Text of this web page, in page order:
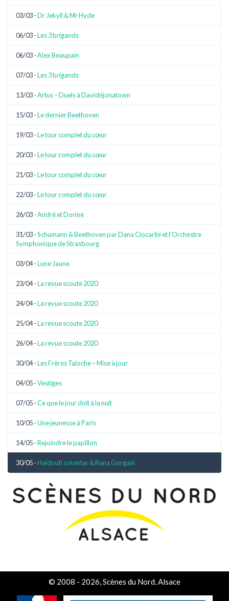
03/03 -Dr Jekyll & Mr Hyde
06/03 -Les 3 brigands
06/03 -Alex Beaupain
07/03 -Les 3 brigands
13/03 -Artus – Duels à Davidéjonatown
15/03 -Le dernier Beethoven
19/03 -Le tour complet du cœur
20/03 -Le tour complet du cœur
21/03 -Le tour complet du cœur
22/03 -Le tour complet du cœur
26/03 -André et Dorine
31/03 -Schumann & Beethoven par Dana Ciocarlie et l’Orchestre
Symphonique de Strasbourg
03/04 -Lune Jaune
23/04 -La revue scoute 2020
24/04 -La revue scoute 2020
25/04 -La revue scoute 2020
26/04 -La revue scoute 2020
30/04 -Les Frères Taloche – Mise à jour
04/05 -Vestiges
07/05 -Ce que le jour doit à la nuit
10/05 -Une jeunesse à Paris
14/05 -Rejoindre le papillon
30/05 - Haïdouti orkestar & Rana Gorgani
© 2008 - 2026, Scènes du Nord, Alsace